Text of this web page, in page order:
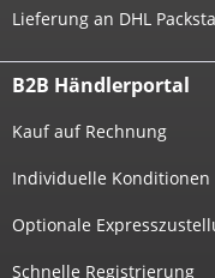
Lieferung an DHL
B2B Händlerportal
Kauf auf Rechnung
Individuelle Konditionen
Optionale
Schnelle Registrierung